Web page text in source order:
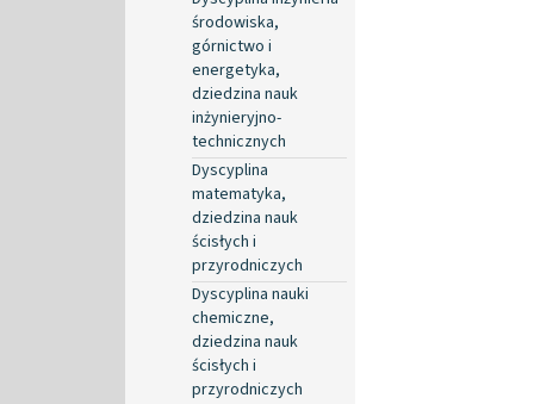
środowiska,
górnictwo i
energetyka,
dziedzina nauk
inżynieryjno-
technicznych
Dyscyplina
matematyka,
dziedzina nauk
ścisłych i
przyrodniczych
Dyscyplina nauki
chemiczne,
dziedzina nauk
ścisłych i
przyrodniczych